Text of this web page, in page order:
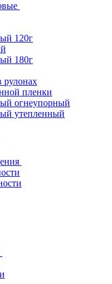
120г
180г
рулонах
пленки
огнеупорный
утепленный